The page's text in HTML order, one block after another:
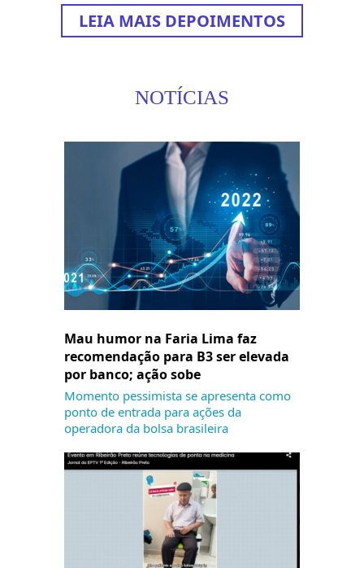
LEIA MAIS DEPOIMENTOS
NOTÍCIAS
Mau humor na Faria Lima faz
recomendação para B3 ser elevada
por banco; ação sobe
Momento pessimista se apresenta como
ponto de entrada para ações da
operadora da bolsa brasileira